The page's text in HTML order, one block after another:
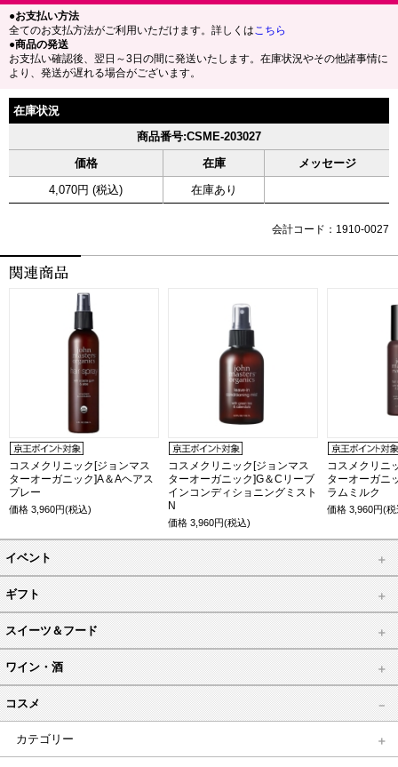
●お支払い方法
全てのお支払方法がご利用いただけます。詳しくはこちら
●商品の発送
お支払い確認後、翌日～3日の間に発送いたします。在庫状況やその他諸事情に
より、発送が遅れる場合がございます。
在庫状況
商品番号:CSME-203027
価格
在庫
メッセージ
4,070円 (税込)
在庫あり
会計コード：1910-0027
コスメクリニック[ジョンマス
ターオーガニック]A＆Aヘアス
プレー
価格 3,960円(税込)
コスメクリニック[ジョンマス
ターオーガニック]G＆Cリーブ
インコンディショニングミスト
N
価格3,960円(税込)
コスメクリニ
ターオーガニ
ラムミルク
価格3,960円(
イベント
ギフト
スイーツ＆フード
ワイン・酒
コスメ
カテゴリー